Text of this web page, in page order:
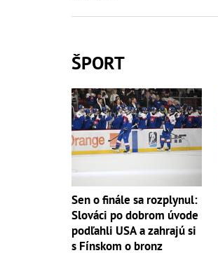
ŠPORT
Sen o finále sa rozplynul:
Slováci po dobrom úvode
podľahli USA a zahrajú si
s Fínskom o bronz